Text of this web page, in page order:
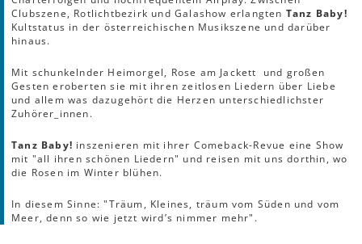
Clubszene, Rotlichtbezirk und Galashow erlangten Tanz Baby!
Kultstatus in der österreichischen Musikszene und darüber
hinaus.
Mit schunkelnder Heimorgel, Rose am Jackett und großen
Gesten eroberten sie mit ihren zeitlosen Liedern über Liebe
und allem was dazugehört die Herzen unterschiedlichster
Zuhörer_innen.
Tanz Baby! inszenieren mit ihrer Comeback-Revue eine Show
mit "all ihren schönen Liedern" und reisen mit uns dorthin, wo
die Rosen im Winter blühen.
In diesem Sinne: "Träum, Kleines, träum vom Süden und vom
Meer, denn so wie jetzt wird’s nimmer mehr".